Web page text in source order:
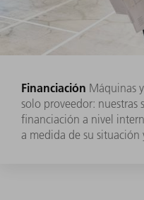
Financiación Máquinas
solo proveedor: nuestras
financiación a nivel
a medida de su situación